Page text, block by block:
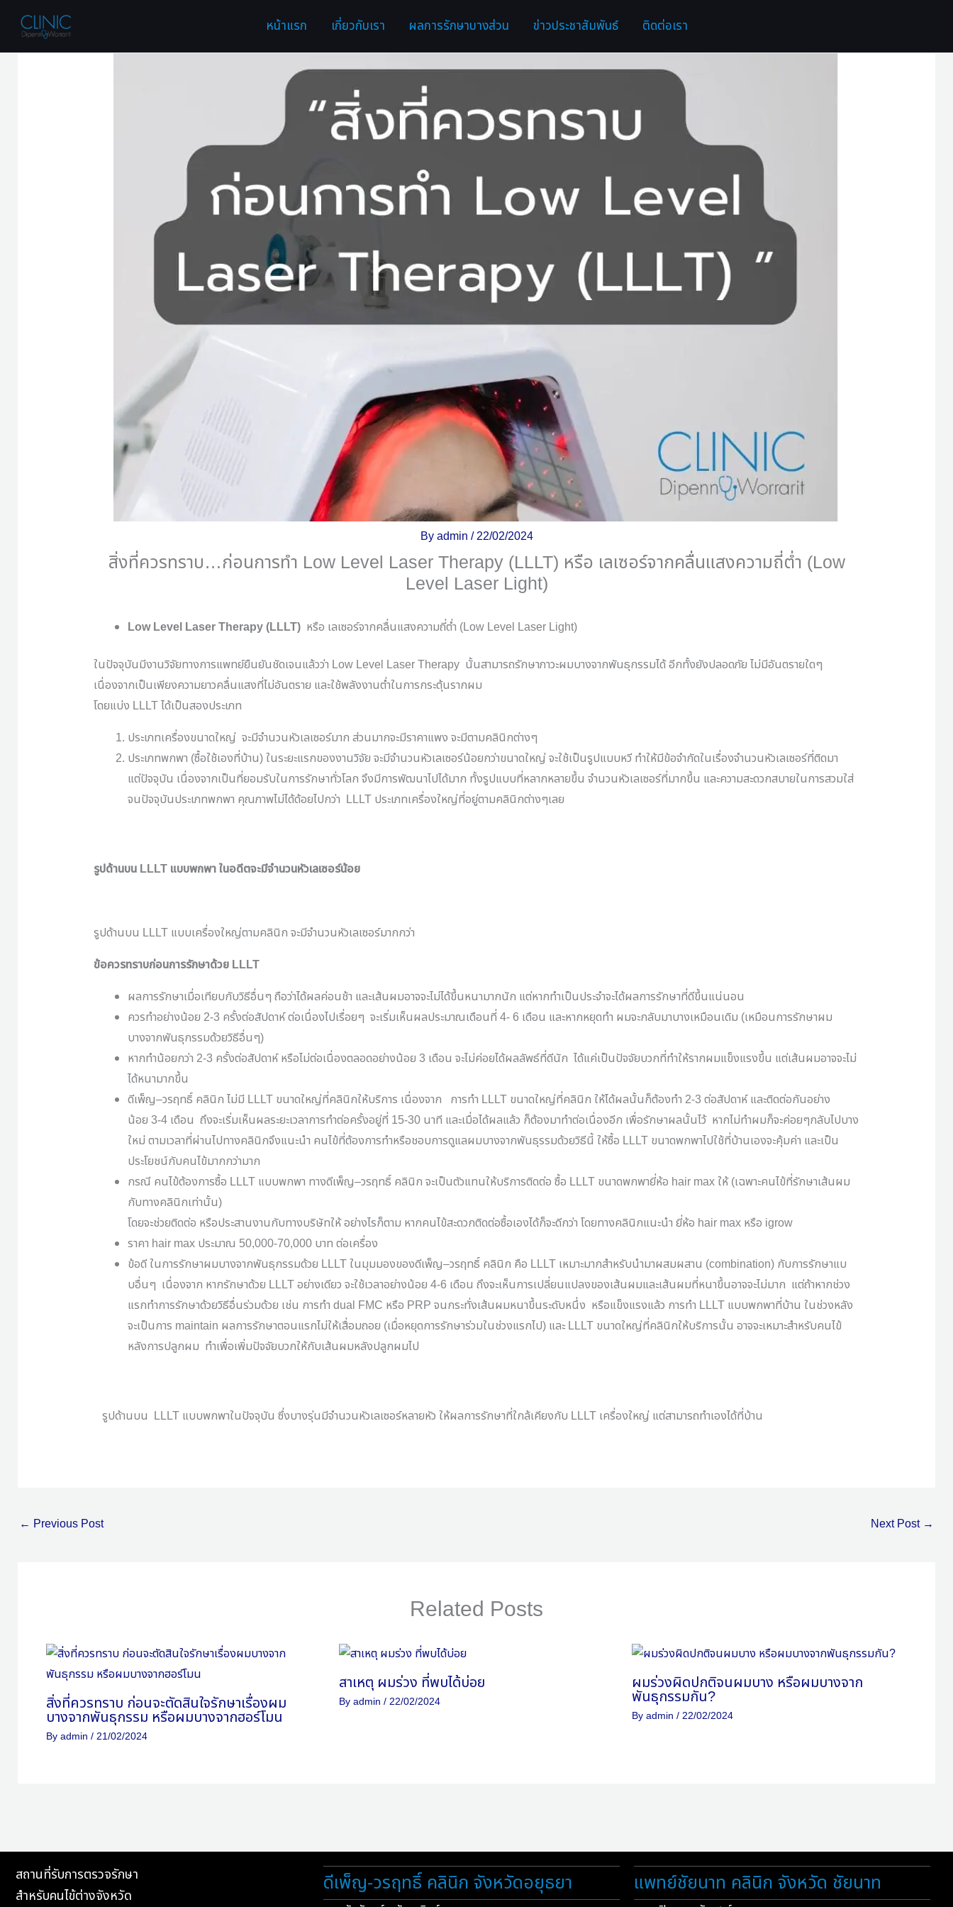
content
หน้าแรก เกี่ยวกับเรา ผลการรักษาบางส่วน ข่าวประชาสัมพันธ์ ติดต่อเรา
Byadmin /22/02/2024
สิ่งที่ควรทราบ…ก่อนการทำ Low Level Laser Therapy (LLLT) หรือ เลเซอร์จากคลื่นแสงความถี่ต่ำ (Low
Level Laser Light)
Low Level Laser Therapy (LLLT) หรือ เลเซอร์จากคลื่นแสงความถี่ต่ำ (Low Level Laser Light)
ในปัจจุบันมีงานวิจัยทางการแพทย์ยืนยันชัดเจนแล้วว่า Low Level Laser Therapy นั้นสามารถรักษาภาวะผมบางจากพันธุกรรมได้ อีกทั้งยังปลอดภัย ไม่มีอันตรายใดๆ
เนื่องจากเป็นเพียงความยาวคลื่นแสงที่ไม่อันตราย และใช้พลังงานต่ำในการกระตุ้นรากผม
โดยแบ่ง LLLTได้เป็นสองประเภท
ประเภทเครื่องขนาดใหญ่ จะมีจำนวนหัวเลเซอร์มาก ส่วนมากจะมีราคาแพง จะมีตามคลินิกต่างๆ
ประเภทพกพา (ซื้อใช้เองที่บ้าน)ในระยะแรกของงานวิจัย จะมีจำนวนหัวเลเซอร์น้อยกว่าขนาดใหญ่ จะใช้เป็นรูปแบบหวี ทำให้มีข้อจำกัดในเรื่องจำนวนหัวเลเซอร์ที่ติดมา
แต่ปัจจุบัน เนื่องจากเป็นที่ยอมรับในการรักษาทั่วโลก จึงมีการพัฒนาไปได้มาก ทั้งรูปแบบที่หลากหลายขึ้น จำนวนหัวเลเซอร์ที่มากขึ้น และความสะดวกสบายในการสวมใส่
จนปัจจุบันประเภทพกพา คุณภาพไม่ได้ด้อยไปกว่า LLLT ประเภทเครื่องใหญ่ที่อยู่ตามคลินิกต่างๆเลย
รูปด้านบนLLLT แบบพกพาในอดีตจะมีจำนวนหัวเลเซอร์น้อย
รูปด้านบน LLLT แบบเครื่องใหญ่ตามคลินิก จะมีจำนวนหัวเลเซอร์มากกว่า
ข้อควรทราบก่อนการรักษาด้วยLLLT
ผลการรักษาเมื่อเทียบกับวิธีอื่นๆ ถือว่าได้ผลค่อนช้า และเส้นผมอาจจะไม่ได้ขึ้นหนามากนัก แต่หากทำเป็นประจำจะได้ผลการรักษาที่ดีขึ้นแน่นอน
ควรทำอย่างน้อย 2-3 ครั้งต่อสัปดาห์ ต่อเนื่องไปเรื่อยๆ จะเริ่มเห็นผลประมาณเดือนที่ 4- 6 เดือน และหากหยุดทำ ผมจะกลับมาบางเหมือนเดิม (เหมือนการรักษาผม
บางจากพันธุกรรมด้วยวิธีอื่นๆ)
หากทำน้อยกว่า 2-3 ครั้งต่อสัปดาห์ หรือไม่ต่อเนื่องตลอดอย่างน้อย 3 เดือน จะไม่ค่อยได้ผลลัพธ์ที่ดีนัก ได้แค่เป็นปัจจัยบวกที่ทำให้รากผมแข็งแรงขึ้น แต่เส้นผมอาจจะไม่
ได้หนามากขึ้น
ดีเพ็ญ–วรฤทธิ์ คลินิก ไม่มี LLLT ขนาดใหญ่ที่คลินิกให้บริการ เนื่องจาก การทำ LLLT ขนาดใหญ่ที่คลินิก ให้ได้ผลนั้นก็ต้องทำ 2-3 ต่อสัปดาห์ และติดต่อกันอย่าง
น้อย 3-4 เดือน ถึงจะเริ่มเห็นผลระยะเวลาการทำต่อครั้งอยู่ที่ 15-30 นาที และเมื่อได้ผลแล้ว ก็ต้องมาทำต่อเนื่องอีก เพื่อรักษาผลนั้นไว้ หากไม่ทำผมก็จะค่อยๆกลับไปบาง
ใหม่ ตามเวลาที่ผ่านไปทางคลินิกจึงแนะนำ คนไข้ที่ต้องการทำหรือชอบการดูแลผมบางจากพันธุรรมด้วยวิธีนี้ ให้ซื้อ LLLT ขนาดพกพาไปใช้ที่บ้านเองจะคุ้มค่า และเป็น
ประโยชน์กับคนไข้มากกว่ามาก
กรณี คนไข้ต้องการซื้อ LLLT แบบพกพา ทางดีเพ็ญ–วรฤทธิ์ คลินิก จะเป็นตัวแทนให้บริการติดต่อ ซื้อ LLLT ขนาดพกพายี่ห้อ hair maxให้(เฉพาะคนไข้ที่รักษาเส้นผม
กับทางคลินิกเท่านั้น)
โดยจะช่วยติดต่อ หรือประสานงานกับทางบริษัทให้ อย่างไรก็ตาม หากคนไข้สะดวกติดต่อซื้อเองได้ก็จะดีกว่า โดยทางคลินิกแนะนำ ยี่ห้อ hair max หรือ igrow
ราคา hair max ประมาณ 50,000-70,000 บาท ต่อเครื่อง
ข้อดี ในการรักษาผมบางจากพันธุกรรมด้วย LLLTในมุมมองของดีเพ็ญ–วรฤทธิ์ คลินิก คือ LLLT เหมาะมากสำหรับนำมาผสมผสาน (combination) กับการรักษาแบ
บอื่นๆ เนื่องจาก หากรักษาด้วย LLLTอย่างเดียว จะใช้เวลาอย่างน้อย 4-6 เดือน ถึงจะเห็นการเปลี่ยนแปลงของเส้นผมและเส้นผมที่หนาขึ้นอาจจะไม่มาก แต่ถ้าหากช่วง
แรกทำการรักษาด้วยวิธีอื่นร่วมด้วย เช่น การทำ dual FMC หรือ PRP จนกระทั่งเส้นผมหนาขึ้นระดับหนึ่ง หรือแข็งแรงแล้ว การทำ LLLT แบบพกพาที่บ้าน ในช่วงหลัง
จะเป็นการ maintain ผลการรักษาตอนแรกไม่ให้เสื่อมถอย (เมื่อหยุดการรักษาร่วมในช่วงแรกไป) และLLLT ขนาดใหญ่ที่คลินิกให้บริการนั้น อาจจะเหมาะสำหรับคนไข้
หลังการปลูกผม ทำเพื่อเพิ่มปัจจัยบวกให้กับเส้นผมหลังปลูกผมไป
รูปด้านบน LLLT แบบพกพาในปัจจุบัน ซึ่งบางรุ่นมีจำนวนหัวเลเซอร์หลายหัว ให้ผลการรักษาที่ใกล้เคียงกับ LLLT เครื่องใหญ่ แต่สามารถทำเองได้ที่บ้าน
← Previous Post Next Post →
Related Posts
สิ่งที่ควรทราบ ก่อนจะตัดสินใจรักษาเรื่องผม
บางจากพันธุกรรม หรือผมบางจากฮอร์โมน
Byadmin /21/02/2024
สาเหตุ ผมร่วง ที่พบได้บ่อย
Byadmin /22/02/2024
ผมร่วงผิดปกติจนผมบาง หรือผมบางจาก
พันธุกรรมกัน?
Byadmin /22/02/2024
สถานที่รับการตรวจรักษา
สำหรับคนไข้ต่างจังหวัด
ดีเพ็ญ-วรฤทธิ์ คลินิก จังหวัดอยุธยา แพทย์ชัยนาท คลินิก จังหวัด ชัยนาท